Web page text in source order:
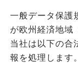
一般データ保護
が欧州経済地域
当社は以下の合
報を処理します。